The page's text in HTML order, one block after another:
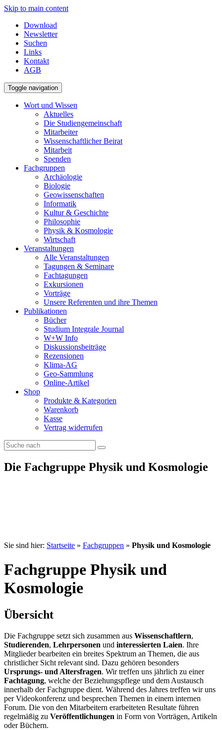
Skip to main content
Download
Newsletter
Suchen
Links
Kontakt
AGB
Toggle navigation
Wort und Wissen
Aktuelles
Die Studiengemeinschaft
Mitarbeiter
Wissenschaftlicher Beirat
Mitarbeit
Spenden
Fachgruppen
Archäologie
Biologie
Geowissenschaften
Informatik
Kultur & Geschichte
Philosophie
Physik & Kosmologie
Wirtschaft
Veranstaltungen
Alle Veranstaltungen
Tagungen & Seminare
Fachtagungen
Exkursionen
Vorträge
Unsere Referenten und ihre Themen
Publikationen
Bücher
Studium Integrale Journal
W+W Info
Diskussionsbeiträge
Rezensionen
Klima-AG
Geo-Sammlung
Online-Artikel
Shop
Produkte & Kategorien
Warenkorb
Kasse
Vertrag widerrufen
Die Fachgruppe Physik und Kosmologie
Sie sind hier: Startseite » Fachgruppen » Physik und Kosmologie
Fachgruppe Physik und
Kosmologie
Übersicht
Die Fachgruppe setzt sich zusammen aus Wissenschaftlern,
Studierenden, Lehrpersonen und interessierten Laien. Ihre
Mitglieder bearbeiten ein breites Spektrum an Themen, die aus
christlicher Sicht relevant sind. Dazu gehören besonders
Ursprungs- und Altersfragen. Wir treffen uns jährlich zu einer
Fachtagung, welche der Beziehungspflege und dem Austausch
innerhalb der Fachgruppe dient. Während des Jahres treffen wir uns
per Videokonferenz und besprechen Themen in einem internen
Forum. Die von den Mitarbeitern erarbeiteten Resultate führen
regelmäßig zu Veröffentlichungen in Form von Vorträgen, Artikeln
oder Büchern.